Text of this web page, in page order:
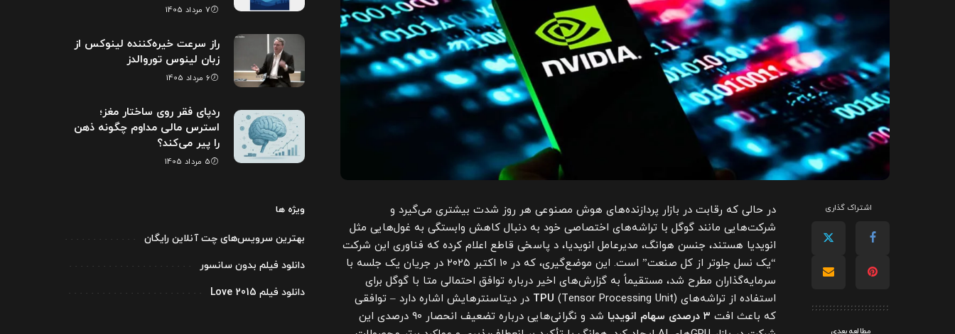
اشتراک گذاری
مطالعه بعدی
در حالی که رقابت در بازار پردازنده‌های هوش مصنوعی هر روز شدت بیشتری می‌گیرد و
شرکت‌هایی مانند گوگل با تراشه‌های اختصاصی خود به دنبال کاهش وابستگی به غول‌هایی مثل
انویدیا هستند، جنسن هوانگ، مدیرعامل انویدیا، د پاسخی قاطع اعلام کرده که فناوری این شرکت
“یک نسل جلوتر از کل صنعت” است. این موضع‌گیری، که در ۱۰ اکتبر ۲۰۲۵ در جریان یک جلسه با
سرمایه‌گذاران مطرح شد، مستقیماً به گزارش‌های اخیر درباره توافق احتمالی متا با گوگل برای
استفاده از تراشه‌های
TPU (Tensor Processing Unit) در دیتاسنترهایش اشاره دارد – توافقی
که باعث افت ۳ درصدی سهام انویدیا
شد و نگرانی‌هایی درباره تضعیف انحصار ۹۰ درصدی این
7 مرداد 1405
راز سرعت خیره‌کننده لینوکس از
زبان لینوس توروالدز
6 مرداد 1405
ردپای فقر روی ساختار مغز؛
استرس مالی مداوم چگونه ذهن
را پیر می‌کند؟
5 مرداد 1405
ویژه ها
بهترین سرویس‌های چت آنلاین رایگان
دانلود فیلم بدون سانسور
دانلود فیلم Love 2015